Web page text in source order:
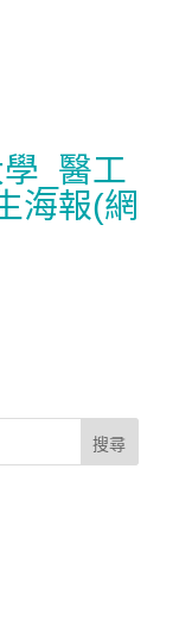
_醫工
海報(網